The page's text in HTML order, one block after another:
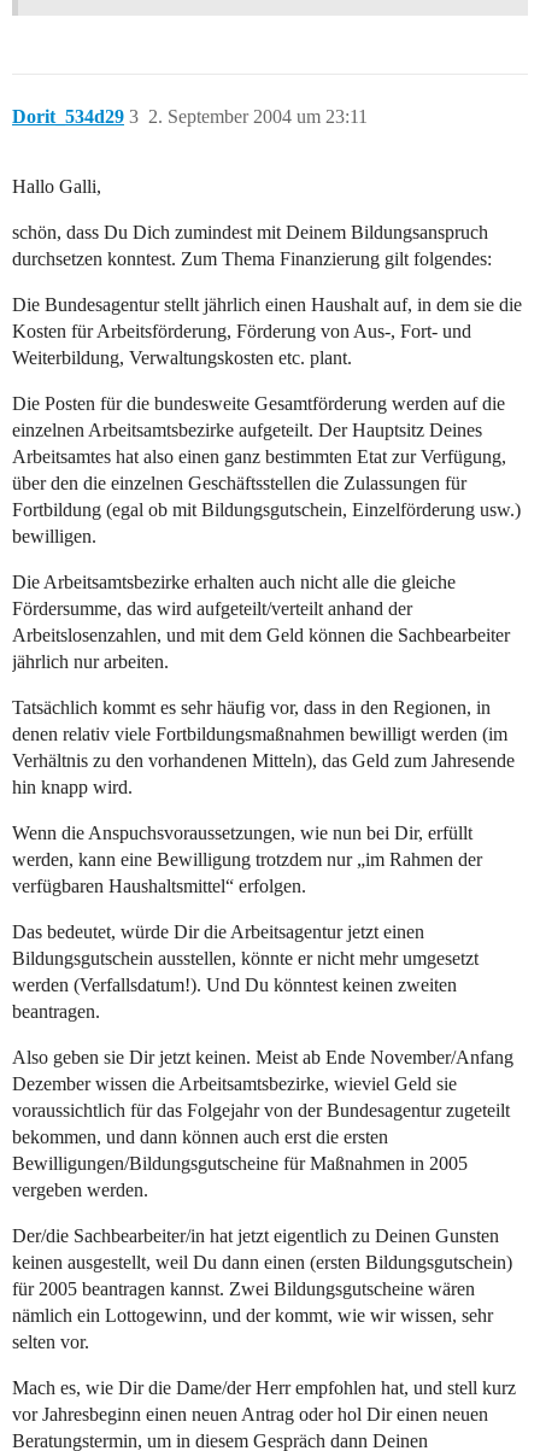
Dorit_534d29 2. September 2004 um 23:11
3
Hallo Galli,
schön, dass Du Dich zumindest mit Deinem Bildungsanspruch
durchsetzen konntest. Zum Thema Finanzierung gilt folgendes:
Die Bundesagentur stellt jährlich einen Haushalt auf, in dem sie die
Kosten für Arbeitsförderung, Förderung von Aus-, Fort- und
Weiterbildung, Verwaltungskosten etc. plant.
Die Posten für die bundesweite Gesamtförderung werden auf die
einzelnen Arbeitsamtsbezirke aufgeteilt. Der Hauptsitz Deines
Arbeitsamtes hat also einen ganz bestimmten Etat zur Verfügung,
über den die einzelnen Geschäftsstellen die Zulassungen für
Fortbildung (egal ob mit Bildungsgutschein, Einzelförderung usw.)
bewilligen.
Die Arbeitsamtsbezirke erhalten auch nicht alle die gleiche
Fördersumme, das wird aufgeteilt/verteilt anhand der
Arbeitslosenzahlen, und mit dem Geld können die Sachbearbeiter
jährlich nur arbeiten.
Tatsächlich kommt es sehr häufig vor, dass in den Regionen, in
denen relativ viele Fortbildungsmaßnahmen bewilligt werden (im
Verhältnis zu den vorhandenen Mitteln), das Geld zum Jahresende
hin knapp wird.
Wenn die Anspuchsvoraussetzungen, wie nun bei Dir, erfüllt
werden, kann eine Bewilligung trotzdem nur „im Rahmen der
verfügbaren Haushaltsmittel“ erfolgen.
Das bedeutet, würde Dir die Arbeitsagentur jetzt einen
Bildungsgutschein ausstellen, könnte er nicht mehr umgesetzt
werden (Verfallsdatum!). Und Du könntest keinen zweiten
beantragen.
Also geben sie Dir jetzt keinen. Meist ab Ende November/Anfang
Dezember wissen die Arbeitsamtsbezirke, wieviel Geld sie
voraussichtlich für das Folgejahr von der Bundesagentur zugeteilt
bekommen, und dann können auch erst die ersten
Bewilligungen/Bildungsgutscheine für Maßnahmen in 2005
vergeben werden.
Der/die Sachbearbeiter/in hat jetzt eigentlich zu Deinen Gunsten
keinen ausgestellt, weil Du dann einen (ersten Bildungsgutschein)
für 2005 beantragen kannst. Zwei Bildungsgutscheine wären
nämlich ein Lottogewinn, und der kommt, wie wir wissen, sehr
selten vor.
Mach es, wie Dir die Dame/der Herr empfohlen hat, und stell kurz
vor Jahresbeginn einen neuen Antrag oder hol Dir einen neuen
Beratungstermin, um in diesem Gespräch dann Deinen